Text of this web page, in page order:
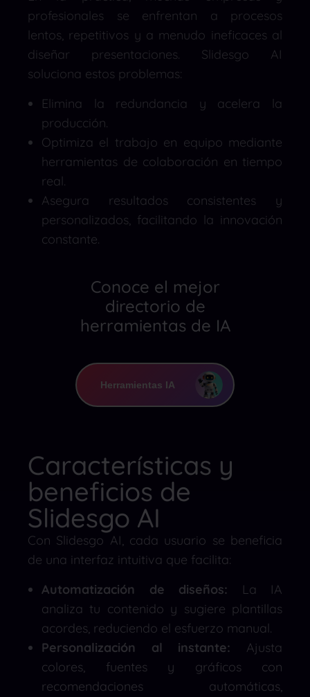
profesionales se enfrentan a procesos
lentos, repetitivos y a menudo ineficaces al
diseñar presentaciones. Slidesgo AI
soluciona estos problemas:
Elimina la redundancia y acelera la
producción.
Optimiza el trabajo en equipo mediante
herramientas de colaboración en tiempo
real.
Asegura resultados consistentes y
personalizados, facilitando la innovación
constante.
Conoce el mejor
directorio de
herramientas de IA
Herramientas IA
Características y
beneficios de
Slidesgo AI
Con Slidesgo AI, cada usuario se beneficia
de una interfaz intuitiva que facilita:
Automatización de diseños: La IA
analiza tu contenido y sugiere plantillas
acordes, reduciendo el esfuerzo manual.
Personalización al instante: Ajusta
colores, fuentes y gráficos con
recomendaciones automáticas,